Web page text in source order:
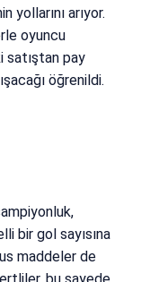
yollarını arıyor.
oyuncu
satıştan pay
öğrenildi.
bir gol sayısına
maddeler de
bu sayede